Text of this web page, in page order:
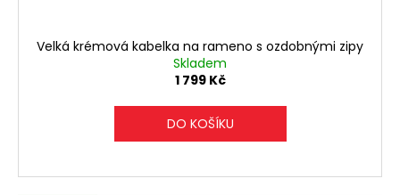
Velká krémová kabelka na rameno s ozdobnými zipy
Skladem
1 799 Kč
DO KOŠÍKU